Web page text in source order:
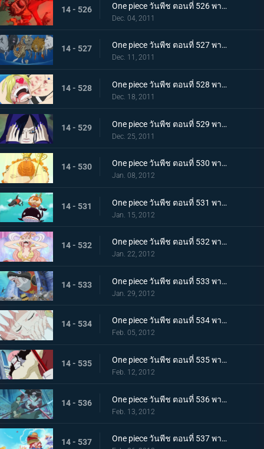
14 - 526 One piece วันพีช ตอนที่ 526 พากย์ไทย ภูเขาไฟใต้ทะเลปะทุ! ลอยล่องสู่เกาะมนุษย์เงือก
Dec. 04, 2011
14 - 527 One piece วันพีช ตอนที่ 527 พากย์ไทย ขึ้นสู่เกาะมนุษย์เงือก! พบเหล่านางเงือกแสนงาม
Dec. 11, 2011
14 - 528 One piece วันพีช ตอนที่ 528 พากย์ไทย ตื่นเต้นจนล้นปรี่! ชีวิตของซันจิตกอยู่ในอันตราย!!!
Dec. 18, 2011
14 - 529 One piece วันพีช ตอนที่ 529 พากย์ไทย เกาะมนุษย์เงือกล้มสลาย!!! คำทำนายของเชอรี่!
Dec. 25, 2011
14 - 530 One piece วันพีช ตอนที่ 530 พากย์ไทย ราชาแห่งเกาะมนุษย์เงือก! เนปจูนเทพเจ้าแห่งท้องทะเล
Jan. 08, 2012
14 - 531 One piece วันพีช ตอนที่ 531 พากย์ไทย วังริวงู! ฉลามที่ช่วยไว้เป็นผู้นำทาง
Jan. 15, 2012
14 - 532 One piece วันพีช ตอนที่ 532 พากย์ไทย อ่อนแอแถมขี้แย! เจ้าหญิงเงือกบนหอคอยโควคาคุ!
Jan. 22, 2012
14 - 533 One piece วันพีช ตอนที่ 533 พากย์ไทย สถานการณ์ฉุกเฉิน! วังริวงูถูกยึด
Jan. 29, 2012
14 - 534 One piece วันพีช ตอนที่ 534 พากย์ไทย วังริวงูสั่นสะเทือน! ชิราโฮชิถูกลักพาตัว
Feb. 05, 2012
14 - 535 One piece วันพีช ตอนที่ 535 พากย์ไทย โฮดี้บุกจู่โจม แผนการล้างแค้นเริ่มขึ้นแล้ว
Feb. 12, 2012
14 - 536 One piece วันพีช ตอนที่ 536 พากย์ไทย ศึกตัดสินในวังริวงู! โซโล ปะทะ โฮดี้!
Feb. 13, 2012
14 - 537 One piece วันพีช ตอนที่ 537 พากย์ไทย ปกป้องชิราโฮชิ การไล่ล่าของเด็คเค่น